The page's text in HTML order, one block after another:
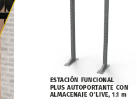
ESTACIÓN FUNCIONAL
PLUS AUTOPORTANTE CON
ALMACENAJE O’LIVE, 1.1 m